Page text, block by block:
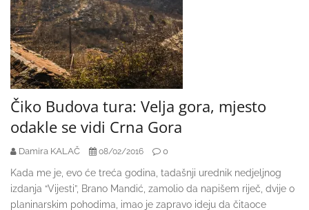
Čiko Budova tura: Velja gora, mjesto
odakle se vidi Crna Gora
Damira KALAČ 08/02/2016 0
Kada me je, evo će treća godina, tadašnji urednik nedjeljnog
izdanja “Vijesti”, Brano Mandić, zamolio da napišem riječ, dvije o
planinarskim pohodima, imao je zapravo ideju da čitaoce